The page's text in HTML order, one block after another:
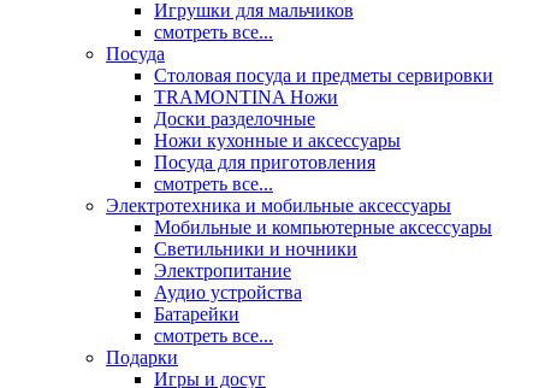
Игрушки для мальчиков
смотреть все...
Посуда
Столовая посуда и предметы сервировки
TRAMONTINA Ножи
Доски разделочные
Ножи кухонные и аксессуары
Посуда для приготовления
смотреть все...
Электротехника и мобильные аксессуары
Мобильные и компьютерные аксессуары
Светильники и ночники
Электропитание
Аудио устройства
Батарейки
смотреть все...
Подарки
Игры и досуг